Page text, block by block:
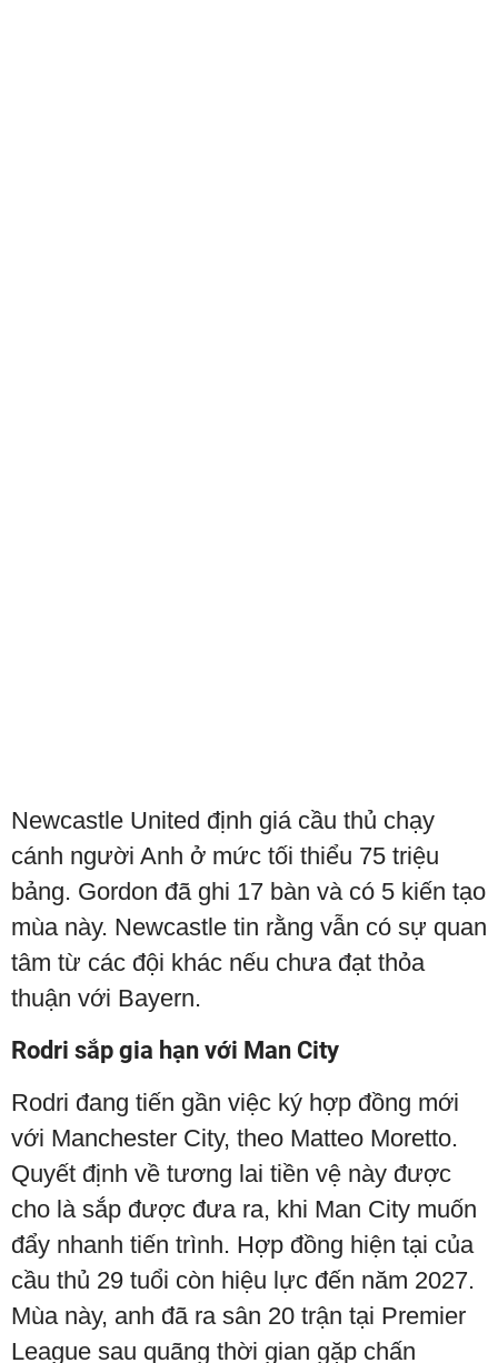
Newcastle United định giá cầu thủ chạy
cánh người Anh ở mức tối thiểu 75 triệu
bảng. Gordon đã ghi 17 bàn và có 5 kiến tạo
mùa này. Newcastle tin rằng vẫn có sự quan
tâm từ các đội khác nếu chưa đạt thỏa
thuận với Bayern.
Rodri sắp gia hạn với Man City
Rodri đang tiến gần việc ký hợp đồng mới
với Manchester City, theo Matteo Moretto.
Quyết định về tương lai tiền vệ này được
cho là sắp được đưa ra, khi Man City muốn
đẩy nhanh tiến trình. Hợp đồng hiện tại của
cầu thủ 29 tuổi còn hiệu lực đến năm 2027.
Mùa này, anh đã ra sân 20 trận tại Premier
League sau quãng thời gian gặp chấn